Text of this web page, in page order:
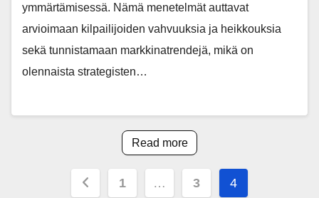
ymmärtämisessä. Nämä menetelmät auttavat
arvioimaan kilpailijoiden vahvuuksia ja heikkouksia
sekä tunnistamaan markkinatrendejä, mikä on
olennaista strategisten…
Read more
Posts
1 … 3 4